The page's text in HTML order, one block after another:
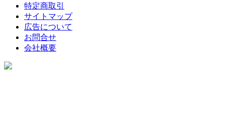
特定商取引
サイトマップ
広告について
お問合せ
会社概要